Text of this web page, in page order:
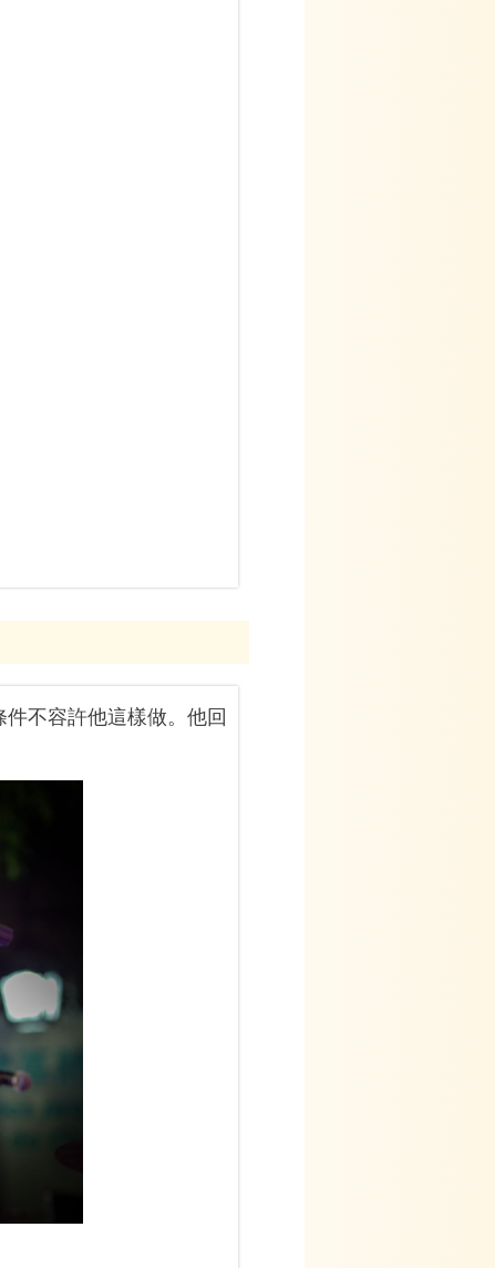
不容許他這樣做。他回